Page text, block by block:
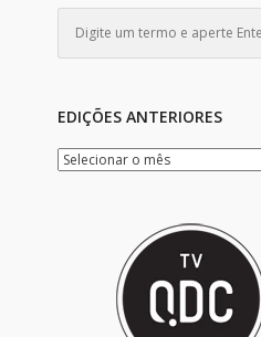
EDIÇÕES ANTERIORES